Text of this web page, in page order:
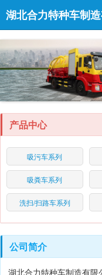
湖北合力特种车制
产品中心
吸污车系列
吸粪车系列
洗扫/扫路车系列
公司简介
湖北合力特种车制造有限